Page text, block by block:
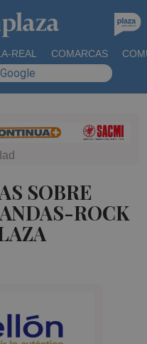
REAL COMARCAS
SOBRE
ROCK